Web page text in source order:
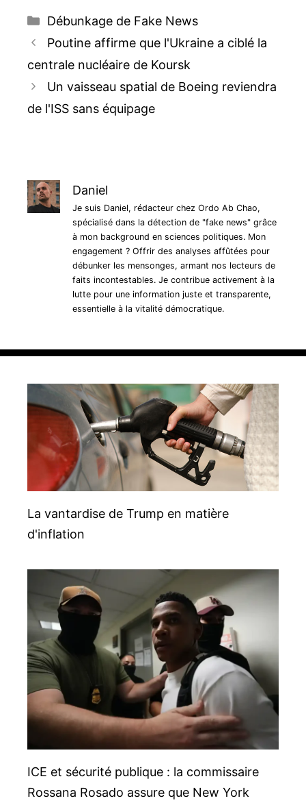
Catégories
Débunkage de Fake News
Navigation
des
Poutine affirme que l'Ukraine a ciblé la
centrale nucléaire de Koursk
Un vaisseau spatial de Boeing reviendra
de l'ISS sans équipage
Daniel
Je suis Daniel, rédacteur chez Ordo Ab Chao,
spécialisé dans la détection de "fake news" grâce
à mon background en sciences politiques. Mon
engagement ? Offrir des analyses affûtées pour
débunker les mensonges, armant nos lecteurs de
faits incontestables. Je contribue activement à la
lutte pour une information juste et transparente,
essentielle à la vitalité démocratique.
La vantardise de Trump en matière
d'inflation
ICE et sécurité publique : la commissaire
Rossana Rosado assure que New York